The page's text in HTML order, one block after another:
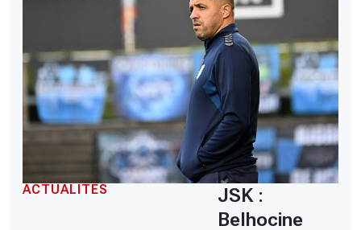
ACTUALITÉS
JSK :
Belhocine